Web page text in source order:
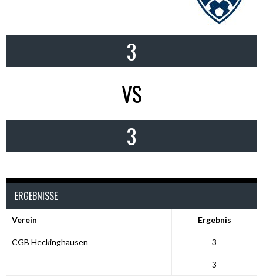
3
VS
3
ERGEBNISSE
Verein Ergebnis
CGB Heckinghausen 3
3